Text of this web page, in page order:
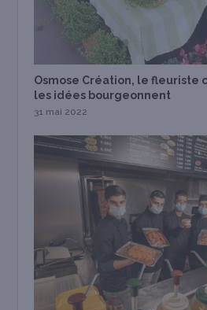
Osmose Création, le fleuriste
les idées bourgeonnent
31 mai 2022